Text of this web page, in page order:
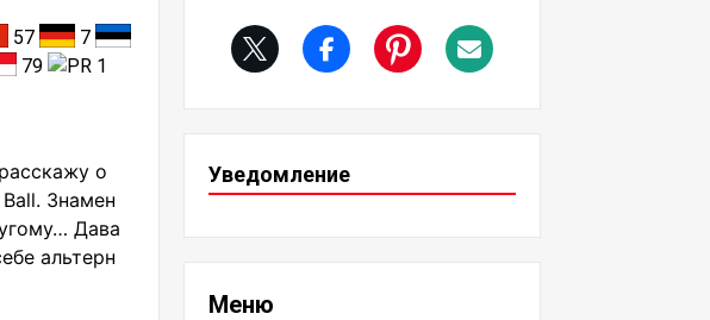
57
7
79
1
о
Знамен
Дава
альтерн
Уведомление
Меню